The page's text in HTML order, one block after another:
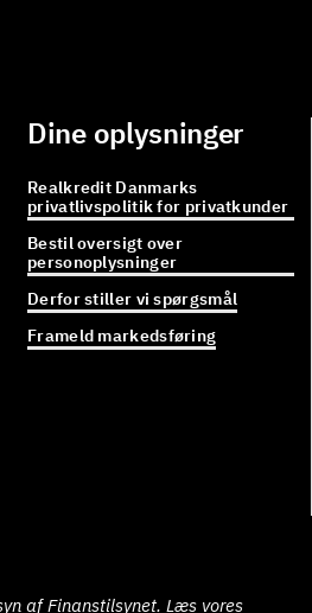
Dine oplysninger
Realkredit Danmarks
privatlivspolitik for privatkunder
Bestil oversigt over
personoplysninger
Derfor stiller vi spørgsmål
Frameld markedsføring
af Finanstilsynet. Læs vores